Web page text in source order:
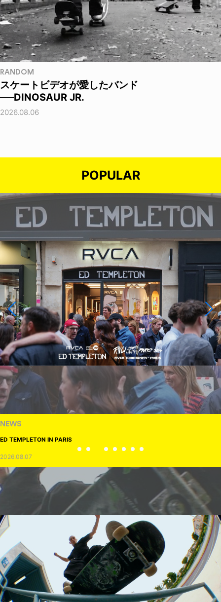
RANDOM
スケートビデオが愛したバンド
──DINOSAUR JR.
2026.08.06
POPULAR
NEWS
ED TEMPLETON IN PARIS
2026.08.07